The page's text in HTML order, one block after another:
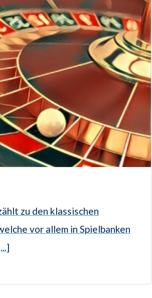
zu den klassischen
vor allem in Spielbanken